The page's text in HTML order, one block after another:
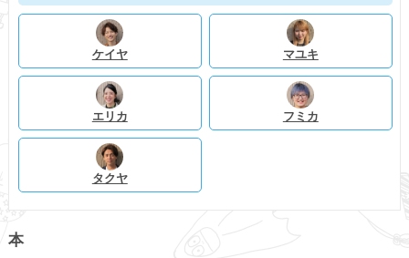
ケイヤ マユキ
エリカ フミカ
タクヤ
本